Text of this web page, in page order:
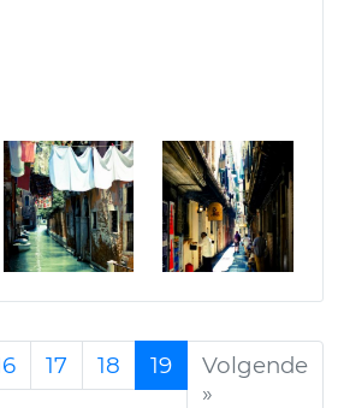
17 18 19
Volgende
»